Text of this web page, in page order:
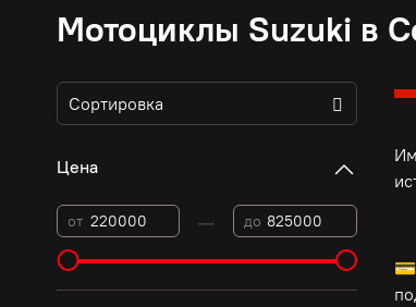
Мотоциклы Suzuki в
Цена
от — до